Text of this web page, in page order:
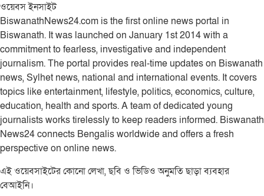
ওয়েবস ইনসাইট
BiswanathNews24.com is the first online news portal in
Biswanath. It was launched on January 1st 2014 with a
commitment to fearless, investigative and independent
journalism. The portal provides real-time updates on Biswanath
news, Sylhet news, national and international events. It covers
topics like entertainment, lifestyle, politics, economics, culture,
education, health and sports. A team of dedicated young
journalists works tirelessly to keep readers informed. Biswanath
News24 connects Bengalis worldwide and offers a fresh
perspective on online news.
এই ওয়েবসাইটের কোনো লেখা, ছবি ও ভিডিও অনুমতি ছাড়া ব্যবহার
বেআইনি।